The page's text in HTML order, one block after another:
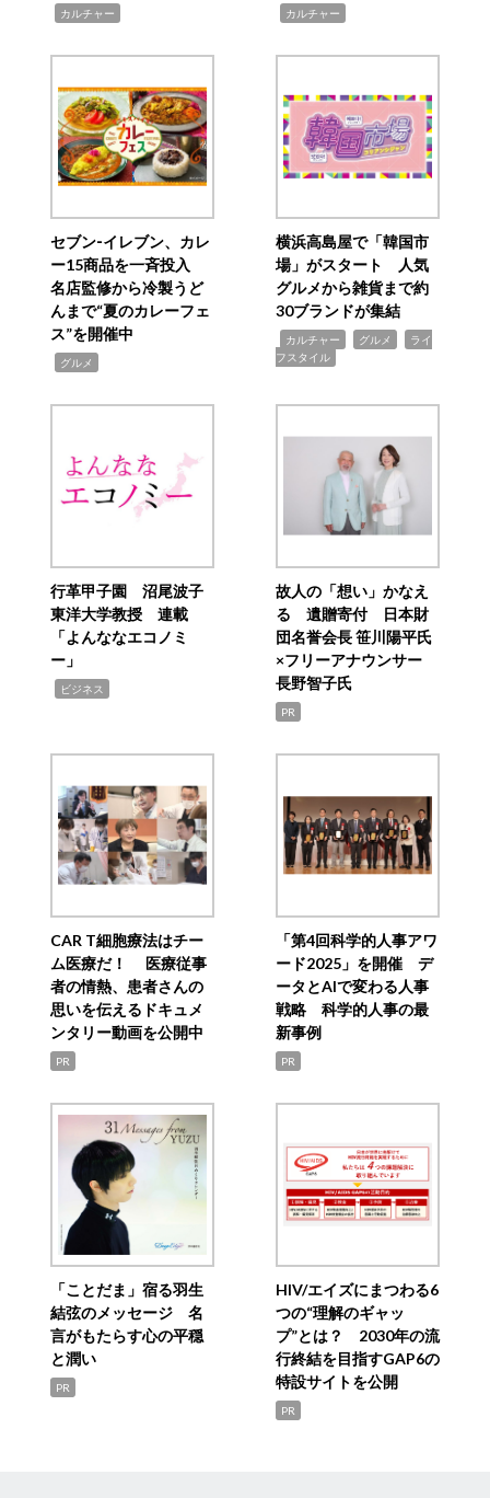
カルチャー カルチャー
セブン‐イレブン、カレ
ー15商品を一斉投入
名店監修から冷製うど
んまで“夏のカレーフェ
ス”を開催中
グルメ
横浜高島屋で「韓国市
場」がスタート 人気
グルメから雑貨まで約
30ブランドが集結
カルチャー グルメ
ライ
フスタイル
行革甲子園 沼尾波子
東洋大学教授 連載
「よんななエコノミ
ー」
ビジネス
故人の「想い」かなえ
る 遺贈寄付 日本財
団名誉会長 笹川陽平氏
×フリーアナウンサー
長野智子氏
PR
CAR T細胞療法はチー
ム医療だ！ 医療従事
者の情熱、患者さんの
思いを伝えるドキュメ
ンタリー動画を公開中
PR
「第4回科学的人事アワ
ード2025」を開催 デ
ータとAIで変わる人事
戦略 科学的人事の最
新事例
PR
「ことだま」宿る羽生
結弦のメッセージ 名
言がもたらす心の平穏
と潤い
PR
HIV/エイズにまつわる6
つの“理解のギャッ
プ”とは？ 2030年の流
行終結を目指すGAP6の
特設サイトを公開
PR